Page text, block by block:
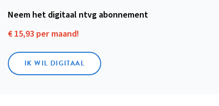
Neem het digitaal ntvg abonnement
€ 15,93 per maand!
IK WIL DIGITAAL